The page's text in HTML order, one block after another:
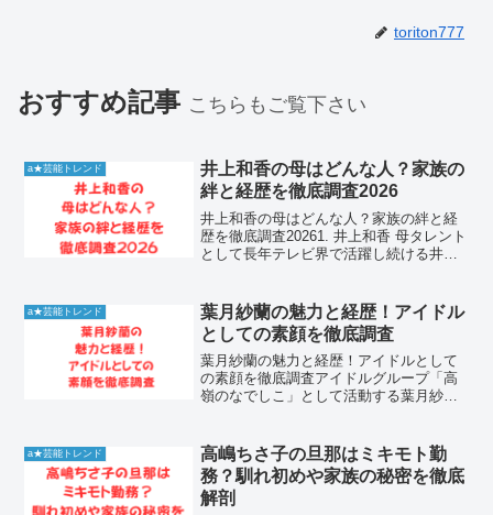
toriton777
おすすめ記事 こちらもご覧下さい
a★芸能トレンド
井上和香の母はどんな人？家族の
絆と経歴を徹底調査2026
井上和香の母はどんな人？家族の絆と経
歴を徹底調査20261. 井上和香 母タレント
として長年テレビ界で活躍し続ける井上
響があったのでしょうか。特に母親との
関係性や、彼女...
a★芸能トレンド
葉月紗蘭の魅力と経歴！アイドル
としての素顔を徹底調査
葉月紗蘭の魅力と経歴！アイドルとして
の素顔を徹底調査アイドルグループ「高
嶺のなでしこ」として活動する葉月紗蘭
います。彼女は一体どのような魅力を持
っており、どのような道の...
a★芸能トレンド
高嶋ちさ子の旦那はミキモト勤
務？馴れ初めや家族の秘密を徹底
解剖